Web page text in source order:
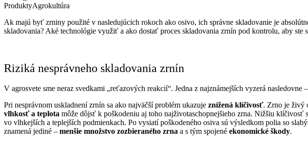
ProduktyAgrokultúra
Ak majú byť zrniny použité v nasledujúcich rokoch ako osivo, ich správne skladovanie je
skladovania? Aké technológie využiť a ako dostať proces skladovania zrnín pod kontrolu, aby ste
Riziká nesprávneho skladovania zrnín
V agrosvete sme neraz svedkami „reťazových reakcií“. Jedna z najznámejších vyzerá
Pri nesprávnom uskladnení zrnín sa ako najväčší problém ukazuje znížená klíčivosť. Zrno je živý
vlhkosť a teplota môže dôjsť k poškodeniu aj toho najživotaschopnejšieho zrna. Nižšiu klíčivosť
vo vlhkejších a teplejších podmienkach. Po vysiatí poškodeného osiva sú výsledkom polia so
znamená jediné – menšie množstvo zozbieraného zrna a s tým spojené ekonomické škody.